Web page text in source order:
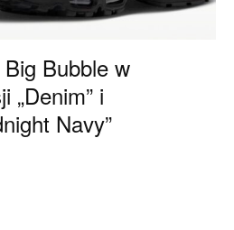
Bubble w
„Denim” i
Navy”